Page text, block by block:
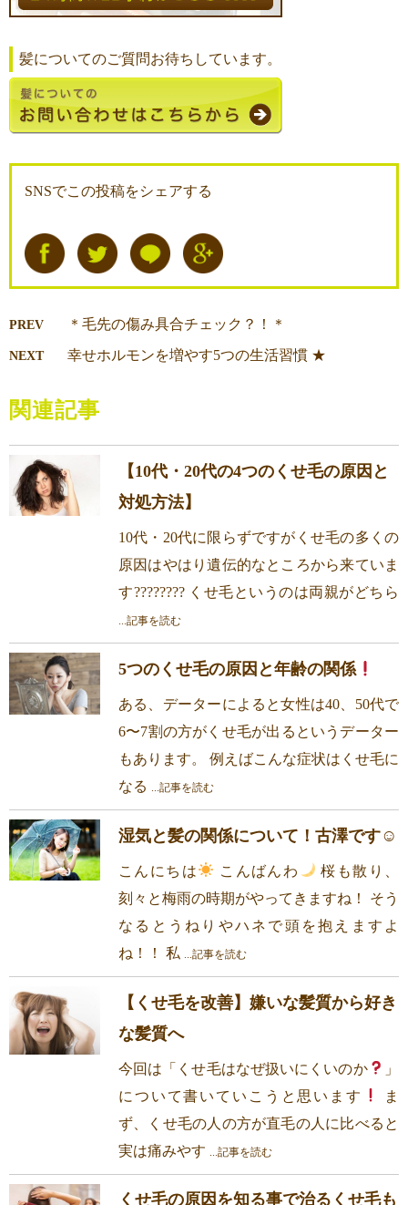
髪についてのご質問お待ちしています。
SNSでこの投稿をシェアする
PREV ＊毛先の傷み具合チェック？！＊
NEXT 幸せホルモンを増やす5つの生活習慣 ★
関連記事
【10代・20代の4つのくせ毛の原因と
対処方法】
10代・20代に限らずですがくせ毛の多くの
原因はやはり遺伝的なところから来ていま
す???????? くせ毛というのは両親がどちら
...記事を読む
5つのくせ毛の原因と年齢の関係
ある、データーによると女性は40、50代で
6〜7割の方がくせ毛が出るというデーター
もあります。 例えばこんな症状はくせ毛に
なる ...記事を読む
湿気と髪の関係について！古澤です☺
こんにちは こんばんわ
桜も散り、
刻々と梅雨の時期がやってきますね！ そう
なるとうねりやハネで頭を抱えますよ
ね！！ 私 ...記事を読む
【くせ毛を改善】嫌いな髪質から好き
な髪質へ
今回は「くせ毛はなぜ扱いにくいのか
」
について書いていこうと思います
ま
ず、くせ毛の人の方が直毛の人に比べると
実は痛みやす
...記事を読む
くせ毛の原因を知る事で治るくせ毛も